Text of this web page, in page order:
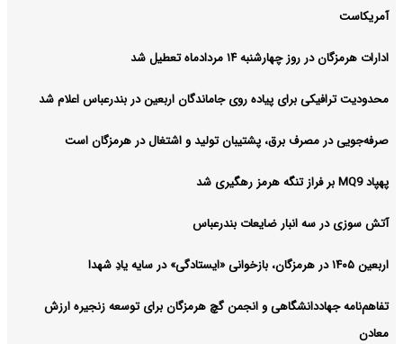
آمریکاست
ادارات هرمزگان در روز چهارشنبه ۱۴ مردادماه تعطیل شد
محدودیت ترافیکی برای پیاده روی جاماندگان اربعین در بندرعباس اعلام شد
صرفه‌جویی در مصرف برق، پشتیبان تولید و اشتغال در هرمزگان است
پهپاد MQ9 بر فراز تنگه هرمز رهگیری شد
آتش سوزی در سه انبار ضایعات بندرعباس
اربعین ۱۴۰۵ در هرمزگان، بازخوانی «ایستادگی» در سایه یادِ شهدا
تفاهم‌نامه جهاددانشگاهی و انجمن گچ هرمزگان برای توسعه زنجیره ارزش
معادن